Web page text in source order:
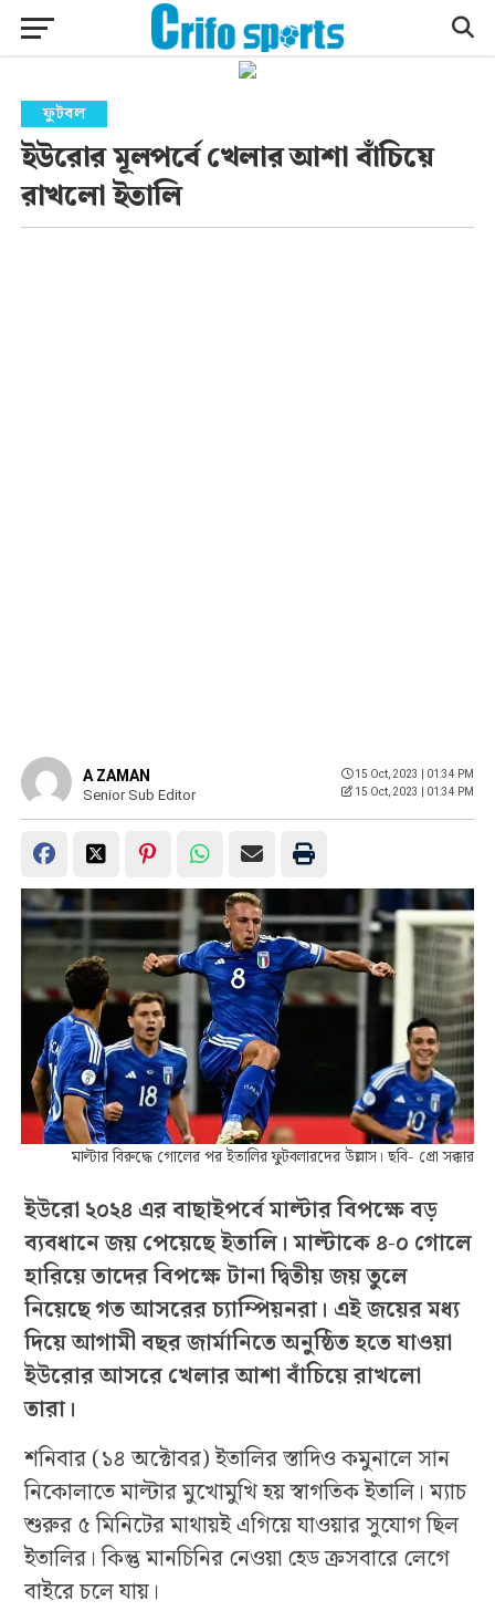
ফুটবল
ইউরোর মূলপর্বে খেলার আশা বাঁচিয়ে
রাখলো ইতালি
A ZAMAN
Senior Sub Editor
15 Oct, 2023 | 01:34 PM
15 Oct, 2023 | 01:34 PM
মাল্টার বিরুদ্ধে গোলের পর ইতালির ফুটবলারদের উল্লাস। ছবি- প্রো সক্কার
ইউরো ২০২৪ এর বাছাইপর্বে মাল্টার বিপক্ষে বড়
ব্যবধানে জয় পেয়েছে ইতালি। মাল্টাকে ৪-০ গোলে
হারিয়ে তাদের বিপক্ষে টানা দ্বিতীয় জয় তুলে
নিয়েছে গত আসরের চ্যাম্পিয়নরা। এই জয়ের মধ্য
দিয়ে আগামী বছর জার্মানিতে অনুষ্ঠিত হতে যাওয়া
ইউরোর আসরে খেলার আশা বাঁচিয়ে রাখলো
তারা।
শনিবার (১৪ অক্টোবর) ইতালির স্তাদিও কমুনালে সান
নিকোলাতে মাল্টার মুখোমুখি হয় স্বাগতিক ইতালি। ম্যাচ
শুরুর ৫ মিনিটের মাথায়ই এগিয়ে যাওয়ার সুযোগ ছিল
ইতালির। কিন্তু মানচিনির নেওয়া হেড ক্রসবারে লেগে
বাইরে চলে যায়।